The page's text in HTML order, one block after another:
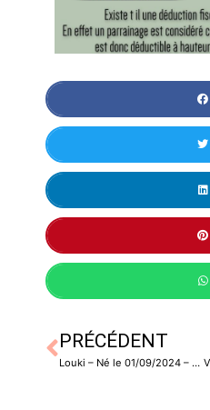
PRÉCÉDENT
Louki – Né le 01/09/2024 – Castré